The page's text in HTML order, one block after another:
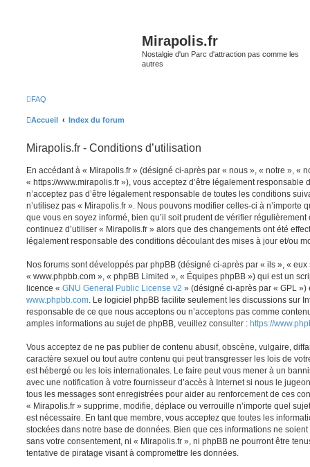
Mirapolis.fr
Nostalgie d'un Parc d'attraction pas comme les
autres
FAQ
Accueil Index du forum
Mirapolis.fr - Conditions d’utilisation
En accédant à « Mirapolis.fr » (désigné ci-après par « nous », « notre », «
« https://www.mirapolis.fr »), vous acceptez d’être légalement responsable
n’acceptez pas d’être légalement responsable de toutes les conditions
n’utilisez pas « Mirapolis.fr ». Nous pouvons modifier celles-ci à n’importe
que vous en soyez informé, bien qu’il soit prudent de vérifier
continuez d’utiliser « Mirapolis.fr » alors que des changements ont été
légalement responsable des conditions découlant des mises à jour et/ou
Nos forums sont développés par phpBB (désigné ci-après par « ils », «
« www.phpbb.com », « phpBB Limited », « Équipes phpBB ») qui est un
licence « GNU General Public License v2 » (désigné ci-après par « GPL
www.phpbb.com . Le logiciel phpBB facilite seulement les discussions sur
responsable de ce que nous acceptons ou n’acceptons pas comme
amples informations au sujet de phpBB, veuillez consulter : https://
Vous acceptez de ne pas publier de contenu abusif, obscène, vulgaire,
caractère sexuel ou tout autre contenu qui peut transgresser les lois de
est hébergé ou les lois internationales. Le faire peut vous mener à un
avec une notification à votre fournisseur d’accès à Internet si nous le
tous les messages sont enregistrées pour aider au renforcement de ces
« Mirapolis.fr » supprime, modifie, déplace ou verrouille n’importe quel
est nécessaire. En tant que membre, vous acceptez que toutes les
stockées dans notre base de données. Bien que ces informations ne
sans votre consentement, ni « Mirapolis.fr », ni phpBB ne pourront être
tentative de piratage visant à compromettre les données.